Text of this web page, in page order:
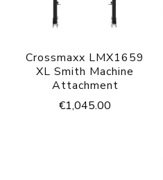
Crossmaxx LMX1659
XL Smith Machine
Attachment
€1,045.00